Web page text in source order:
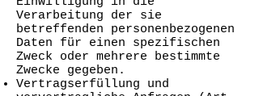
Verarbeitung der sie
betreffenden personenbezogenen
Daten für einen spezifischen
Zweck oder mehrere bestimmte
Zwecke gegeben.
Vertragserfüllung und